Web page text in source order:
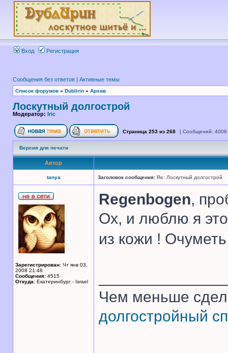
Вход Регистрация
Сообщения без ответов | Активные темы
Список форумов » Dublirin » Архив
Лоскутный долгострой
Модератор: Iric
Страница 253 из 268 [ Сообщений:
Версия для печати
Автор
tanya Заголовок сообщения: Re: Лоскутный долгострой
Зарегистрирован: Чт янв 03,
2008 21:48
Сообщения: 4515
Откуда: Екатеринбург - Israel
Regenbogen,
Ох, и люблю я
из кожи !
Чем меньше
долгостройный